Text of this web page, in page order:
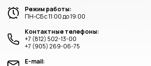
Режим работы:
ПН-СБ с 11:00 до 19:00
Контактные телефоны:
+7 (812) 502-13-00
+7 (905) 269-06-75
E-mail: